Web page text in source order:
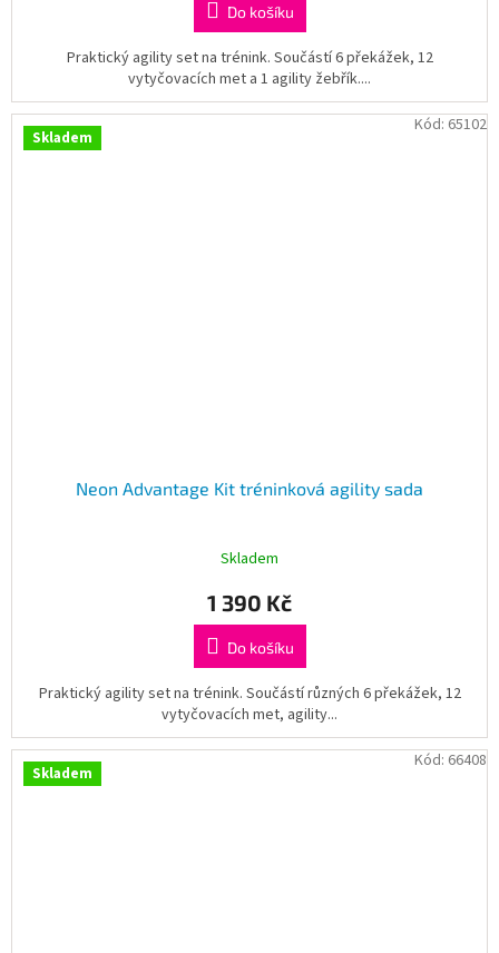
Do košíku
Praktický agility set na trénink. Součástí 6 překážek, 12
vytyčovacích met a 1 agility žebřík....
Skladem
Neon Advantage Kit tréninková agility sada
Skladem
1 390 Kč
Do košíku
Praktický agility set na trénink. Součástí různých 6 překážek, 12
vytyčovacích met, agility...
Kód: 65102
Skladem
Kód: 66408